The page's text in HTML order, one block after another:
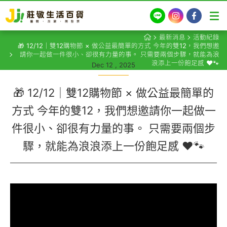
LINE InstagramFacebook
最新消息
活動紀錄
🎁 12/12｜雙12購物節 × 做公益最簡單的方式 今年的雙12，我們想邀
請你一起做一件很小、卻很有力量的事。 只需要兩個步驟，就能為浪
浪添上一份飽足感 ❤️🐾
Dec 12 , 2025
🎁 12/12｜雙12購物節 × 做公益最簡單的
方式 今年的雙12，我們想邀請你一起做一
件很小、卻很有力量的事。 只需要兩個步
驟，就能為浪浪添上一份飽足感 ❤️🐾